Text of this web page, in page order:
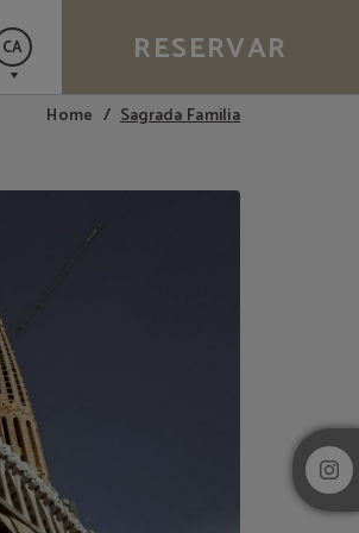
CA RESERVAR
Home Sagrada Familia